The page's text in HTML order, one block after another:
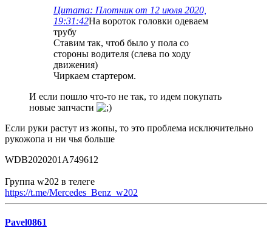
Цитата: Плотник от 12 июля 2020,
19:31:42На вороток головки одеваем
трубу
Ставим так, чтоб было у пола со
стороны водителя (слева по ходу
движения)
Чиркаем стартером.
И если пошло что-то не так, то идем покупать
новые запчасти
Если руки растут из жопы, то это проблема исключительно
рукожопа и ни чья больше
WDB2020201A749612
Группа w202 в телеге
https://t.me/Mercedes_Benz_w202
Pavel0861